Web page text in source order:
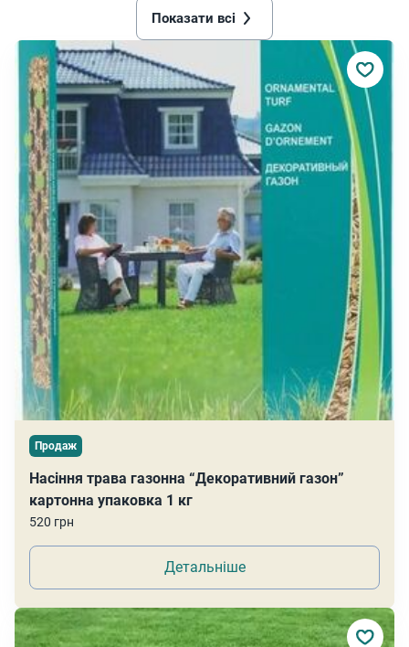
Показати всі
Продаж
Насіння трава газонна “Декоративний газон”
картонна упаковка 1 кг
520 грн
Детальніше